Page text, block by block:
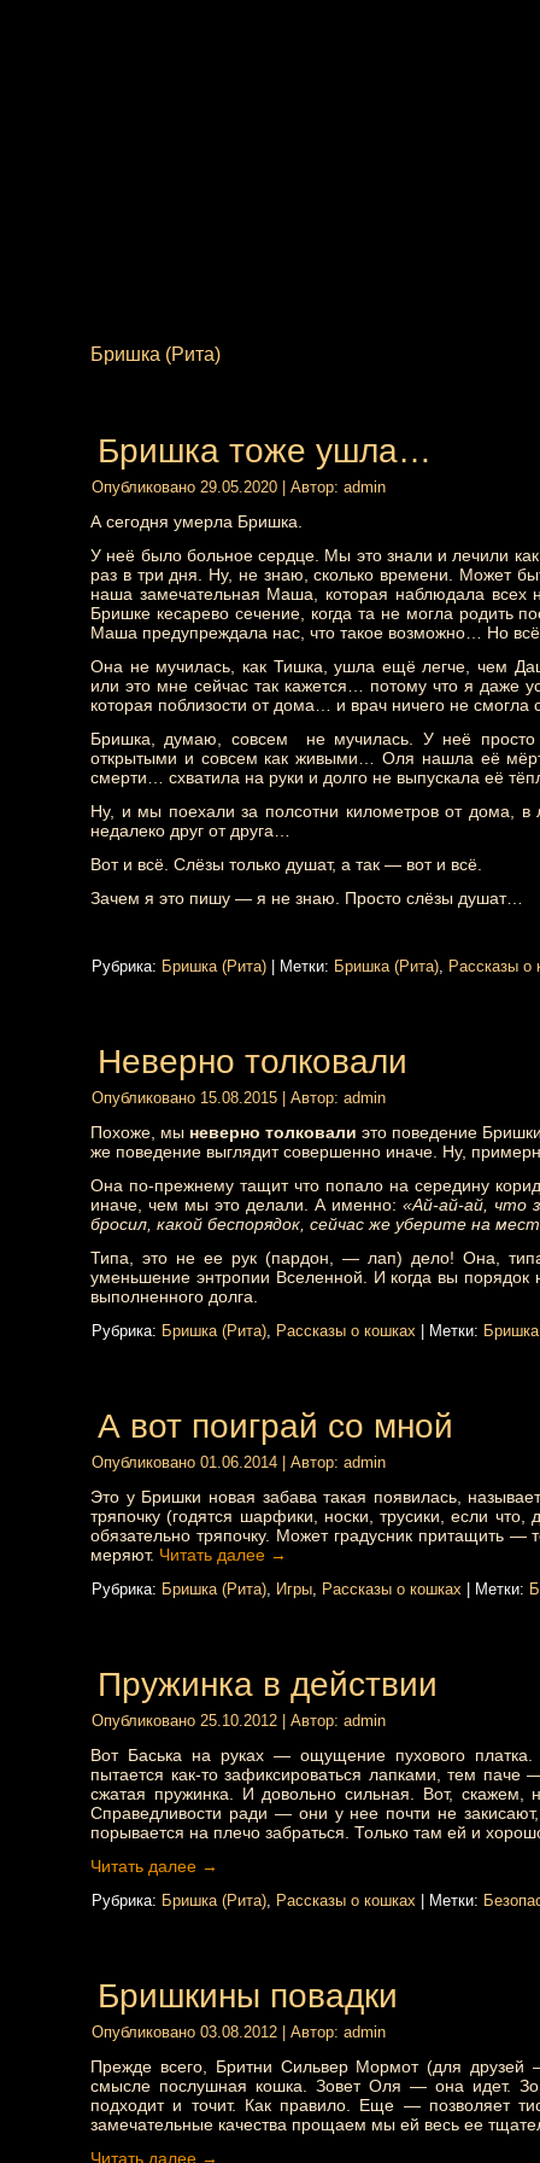
Бришка (Рита)
Бришка тоже ушла…
Опубликовано 29.05.2020 Автор: admin
А сегодня умерла Бришка.
У неё было больное сердце. Мы это знали и лечили
раз в три дня. Ну, не знаю, сколько времени. Может
наша замечательная Маша, которая наблюдала всех
Бришке кесарево сечение, когда та не могла родить
Маша предупреждала нас, что такое возможно… Но
Она не мучилась, как Тишка, ушла ещё легче, чем
или это мне сейчас так кажется… потому что я даже
которая поблизости от дома… и врач ничего не смогла
Бришка, думаю, совсем не мучилась. У неё просто
открытыми и совсем как живыми… Оля нашла её
смерти… схватила на руки и долго не выпускала её
Ну, и мы поехали за полсотни километров от дома,
недалеко друг от друга…
Вот и всё. Слёзы только душат, а так — вот и всё.
Зачем я это пишу — я не знаю. Просто слёзы душат…
Рубрика: Бришка (Рита) Метки: Бришка (Рита), Рассказы о
Неверно толковали
Опубликовано 15.08.2015 Автор: admin
Похоже, мы неверно толковали это поведение
же поведение выглядит совершенно иначе. Ну,
Она по-прежнему тащит что попало на середину
иначе, чем мы это делали. А именно: «Ай-ай-ай, что
бросил, какой беспорядок, сейчас же уберите на
Типа, это не ее рук (пардон, — лап) дело! Она,
уменьшение энтропии Вселенной. И когда вы порядок
выполненного долга.
Рубрика: Бришка (Рита), Рассказы о кошках Метки:
А вот поиграй со мной
Опубликовано 01.06.2014 Автор: admin
Это у Бришки новая забава такая появилась,
тряпочку (годятся шарфики, носки, трусики, если
обязательно тряпочку. Может градусник притащить
меряют. Читать далее →
Рубрика: Бришка (Рита), Игры, Рассказы о кошках Метки:
Пружинка в действии
Опубликовано 25.10.2012 Автор: admin
Вот Баська на руках — ощущение пухового
пытается как-то зафиксироваться лапками, тем
сжатая пружинка. И довольно сильная. Вот, скажем,
Справедливости ради — они у нее почти не
порывается на плечо забраться. Только там ей и
Читать далее →
Рубрика: Бришка (Рита), Рассказы о кошках Метки:
Бришкины повадки
Опубликовано 03.08.2012 Автор: admin
Прежде всего, Бритни Сильвер Мормот (для
смысле послушная кошка. Зовет Оля — она идет.
подходит и точит. Как правило. Еще — позволяет
замечательные качества прощаем мы ей весь ее
Читать далее →